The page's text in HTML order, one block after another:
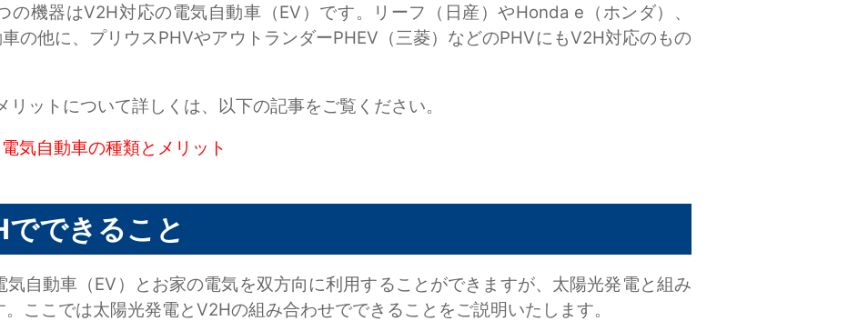
の機器はV2H対応の電気自動車（EV）です。リーフ（日産）やHonda e（ホンダ）、
の他に、プリウスPHVやアウトランダーPHEV（三菱）などのPHVにもV2H対応のもの
リットについて詳しくは、以下の記事をご覧ください。
気自動車の種類とメリット
できること
自動車（EV）とお家の電気を双方向に利用することができますが、太陽光発電と組み
ここでは太陽光発電とV2Hの組み合わせでできることをご説明いたします。